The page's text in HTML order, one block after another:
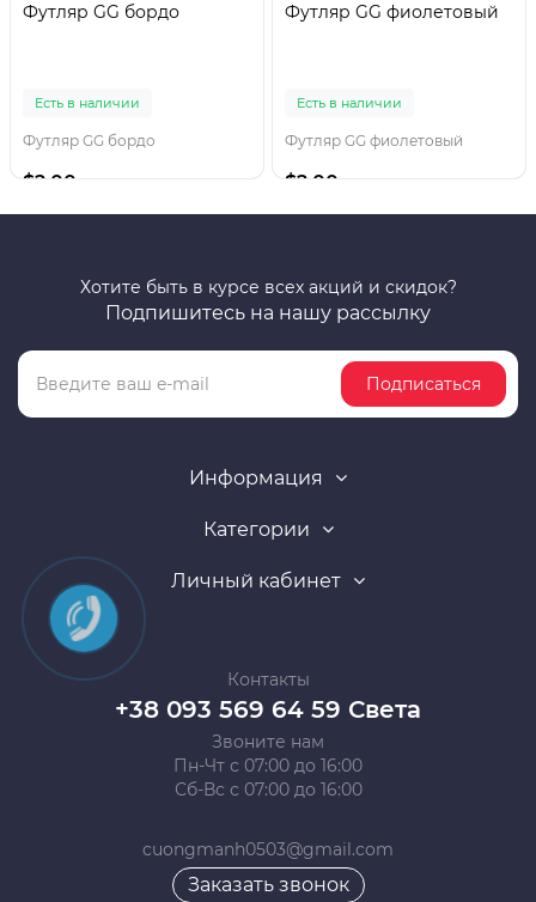
Футляр GG бордо
Есть в наличии
Футляр GG бордо
$2.00
Футляр GG фиолетовый
Есть в наличии
Футляр GG фиолетовый
$2.00
Хотите быть в курсе всех акций и скидок?
Подпишитесь на нашу рассылку
Подписаться
Информация
Категории
Личный кабинет
Контакты
+38 093 569 64 59 Света
Звоните нам
Пн-Чт с 07:00 до 16:00
Сб-Вс с 07:00 до 16:00
cuongmanh0503@gmail.com
Заказать звонок